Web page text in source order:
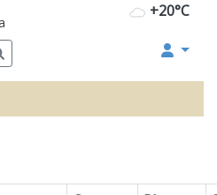
+20°C